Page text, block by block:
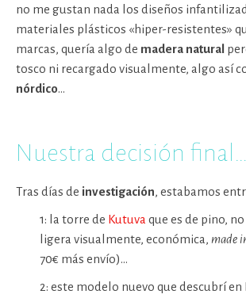
no me gustan nada los diseños
materiales plásticos «hiper-resistentes»
marcas, quería algo de madera natural
tosco ni recargado visualmente, algo así
nórdico…
Nuestra decisión final…
Tras días de investigación, estabamos
1: la torre de Kutuva que es de pino,
ligera visualmente, económica, made
70€ más envío)…
2: este modelo nuevo que descubrí en